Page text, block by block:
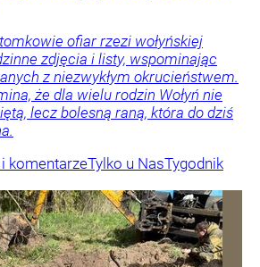
ofiar rzezi wołyńskiej
zdjęcia i listy, wspominając
z niezwykłym okrucieństwem.
że dla wielu rodzin Wołyń nie
lecz bolesną raną, która do dziś
komentarzeTylko u NasTygodnik